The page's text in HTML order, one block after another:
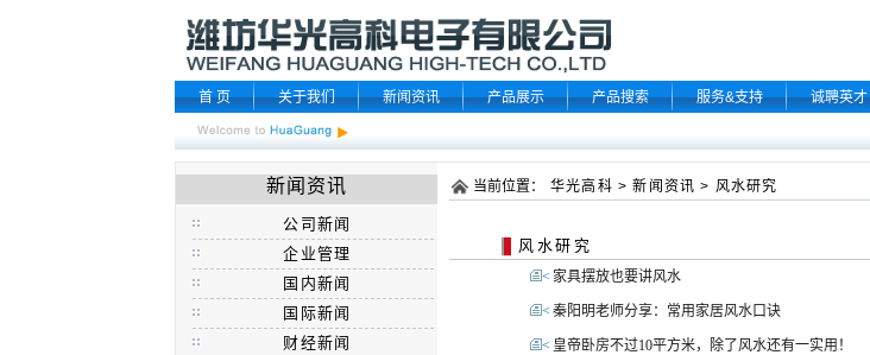
首 页 关于我们 新闻资讯 产品展示 产品搜索 服务&支持 诚聘英才
新闻资讯
公司新闻
企业管理
国内新闻
国际新闻
财经新闻
当前位置： 华光高科 >新闻资讯 > 风水研究
风水研究
< 家具摆放也要讲风水
<秦阳明老师分享：常用家居风水口诀
< 皇帝卧房不过10平方米，除了风水还有一实用！